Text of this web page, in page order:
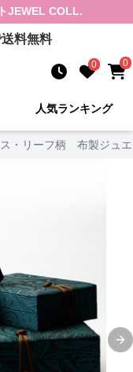
JEWEL COLL.
料無料
0 0
人気ランキング
・リーフ柄 布製ジュ